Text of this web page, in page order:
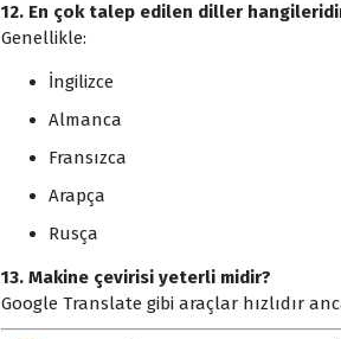
12. En çok talep edilen diller
Genellikle:
İngilizce
Almanca
Fransızca
Arapça
Rusça
13. Makine çevirisi yeterli midir?
Google Translate gibi araçlar hızlıdır